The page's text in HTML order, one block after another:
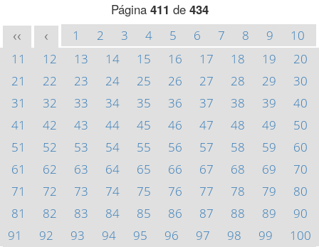
Página 411 de 434
<< < 1 2 3 4 5 6 7 8 9
10
11
12 13 14 15 16 17 18 19
20
21
22 23 24 25 26 27 28 29
30
31
32 33 34 35 36 37 38 39
40
41
42 43 44 45 46 47 48 49
50
51
52 53 54 55 56 57 58 59
60
61
62 63 64 65 66 67 68 69
70
71
72 73 74 75 76 77 78 79
80
81
82 83 84 85 86 87 88 89
90
91
92 93 94 95 96 97 98 99
100